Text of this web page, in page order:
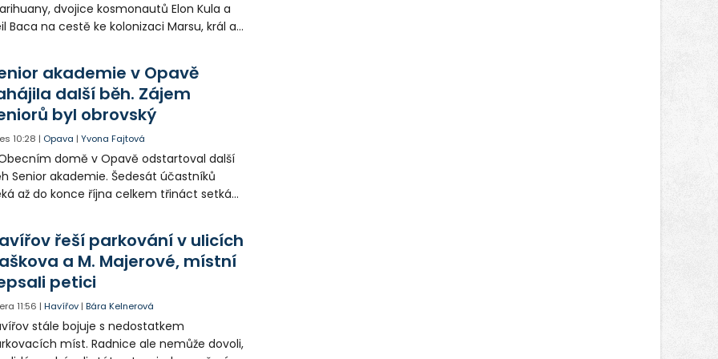
dvojice kosmonautů Elon Kula a
Baca na cestě ke kolonizaci Marsu, král a
a místostarosta David Kula.
akademie v Opavě
další běh. Zájem
byl obrovský
10:28 | Opava |Yvona Fajtová
domě v Opavě odstartoval další
Senior akademie. Šedesát účastníků
až do konce října celkem třináct setkání
Na závěr převezmou úspěšní
certifikáty o absolvování studia a
dárky.
řeší parkování v ulicích
a M. Majerové, místní
petici
11:56 |Havířov |Bára Kelnerová
stále bojuje s nedostatkem
míst. Radnice ale nemůže dovoli,